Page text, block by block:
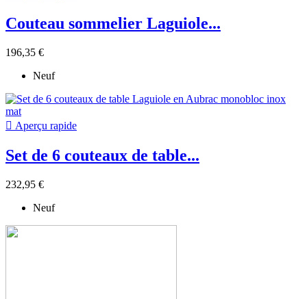
Couteau sommelier Laguiole...
196,35 €
Neuf
 Aperçu rapide
Set de 6 couteaux de table...
232,95 €
Neuf